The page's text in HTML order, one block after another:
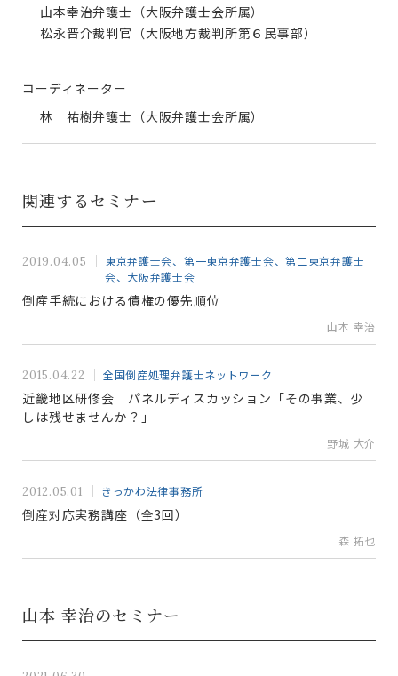
山本幸治弁護士（大阪弁護士会所属）
松永晋介裁判官（大阪地方裁判所第６民事部）
コーディネーター
林 祐樹弁護士（大阪弁護士会所属）
関連するセミナー
2019.04.05
東京弁護士会、第一東京弁護士会、第二東京弁護士
会、大阪弁護士会
倒産手続における債権の優先順位
山本 幸治
2015.04.22 全国倒産処理弁護士ネットワーク
近畿地区研修会 パネルディスカッション「その事業、少
しは残せませんか？」
野城 大介
2012.05.01 きっかわ法律事務所
倒産対応実務講座（全3回）
森 拓也
山本 幸治のセミナー